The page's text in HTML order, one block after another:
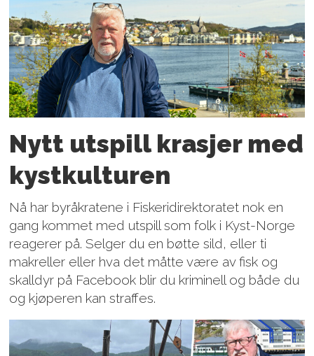
Nytt utspill krasjer med
kystkulturen
Nå har byråkratene i Fiskeridirektoratet nok en
gang kommet med utspill som folk i Kyst-Norge
reagerer på. Selger du en bøtte sild, eller ti
makreller eller hva det måtte være av fisk og
skalldyr på Facebook blir du kriminell og både du
og kjøperen kan straffes.